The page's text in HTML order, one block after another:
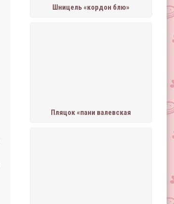
Шницель «кордон блю»
Пляцок «пани валевская